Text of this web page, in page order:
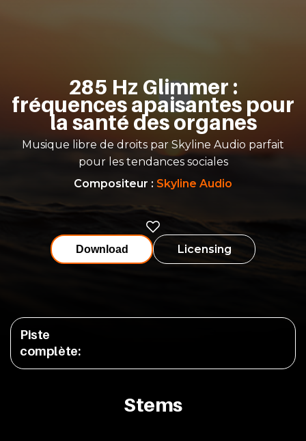
285 Hz Glimmer :
fréquences apaisantes pour
la santé des organes
Musique libre de droits par Skyline Audio parfait
pour les tendances sociales
Compositeur : Skyline Audio
Download Licensing
Piste
complète:
Stems